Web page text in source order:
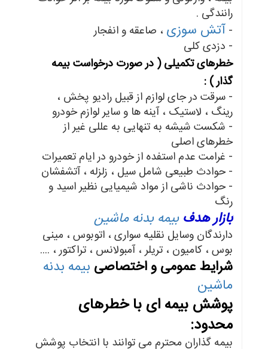
رانندگی .
- آتش سوزی ، صاعقه و انفجار
- دزدی کلی
خطرهای تکمیلی ( در صورت درخواست بیمه
گذار ) :
- سرقت در جای لوازم از قبیل رادیو پخش ،
رینگ ، لاستیک ، آینه ها و سایر لوازم خودرو
- شکست شیشه به تنهایی به عللی غیر از
خطرهای اصلی
- غرامت عدم استفده از خودرو در ایام تعمیرات
- حوادث طبیعی شامل سیل ، زلزله ، آتشفشان
- حوادث ناشی از مواد شیمیایی نظیر اسید و
رنگ
بازار هدف بیمه بدنه ماشین
دارندگان وسایل نقلیه سواری ، اتوبوس ، مینی
بوس ، کامیون ، تریلر ، آمبولانس ، تراکتور ، ....
شرایط عمومی و اختصاصی بیمه بدنه
ماشین
پوشش بیمه ای با خطرهای
محدود:
بیمه گذاران محترم می توانند با انتخاب پوشش